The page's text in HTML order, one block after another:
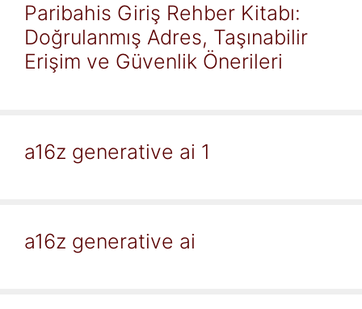
Paribahis Giriş Rehber Kitabı:
Doğrulanmış Adres, Taşınabilir
Erişim ve Güvenlik Önerileri
a16z generative ai 1
a16z generative ai